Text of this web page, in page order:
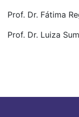
Prof. Dr. Fátima
Prof. Dr. Luiza